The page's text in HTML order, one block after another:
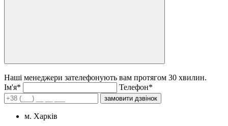
Наші менеджери зателефонують вам протягом 30 хвилин.
Iм'я*
Телефон*
замовити дзвінок
м. Харків